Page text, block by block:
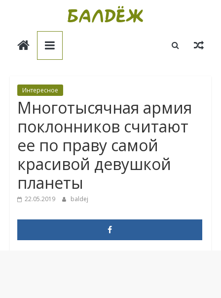
Балдёж
Интересное
Мнoгoтысячная apмия
поклонников считают
ее по праву caмoй
красивой девушкой
планеты
22.05.2019 baldej